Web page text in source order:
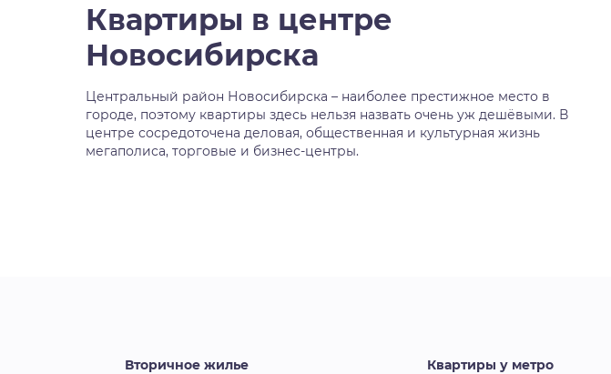
Квартиры в центре
Новосибирска
Центральный район Новосибирска – наиболее престижное место в
городе, поэтому квартиры здесь нельзя назвать очень уж дешёвыми. В
центре сосредоточена деловая, общественная и культурная жизнь
мегаполиса, торговые и бизнес-центры.
Вторичное жилье
Квартиры у метро